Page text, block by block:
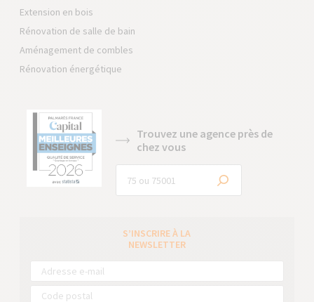
Extension en bois
Rénovation de salle de bain
Aménagement de combles
Rénovation énergétique
Trouvez une agence près de
chez vous
S’INSCRIRE À LA
NEWSLETTER